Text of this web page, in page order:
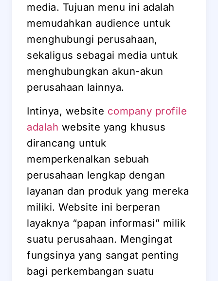
media. Tujuan menu ini adalah
memudahkan audience untuk
menghubungi perusahaan,
sekaligus sebagai media untuk
menghubungkan akun-akun
perusahaan lainnya.
Intinya, website company profile
adalah website yang khusus
dirancang untuk
memperkenalkan sebuah
perusahaan lengkap dengan
layanan dan produk yang mereka
miliki. Website ini berperan
layaknya “papan informasi” milik
suatu perusahaan. Mengingat
fungsinya yang sangat penting
bagi perkembangan suatu